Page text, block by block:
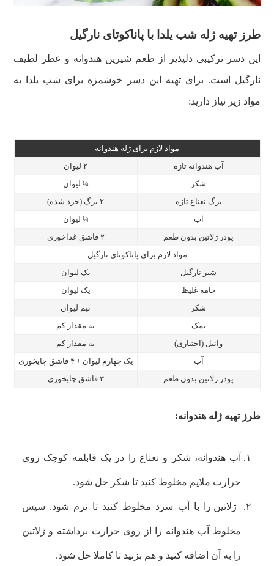
طرز تهیه ژله شب یلدا با پاناکوتای نارگیل
این دسر ترکیبی دلپذیر از طعم شیرین هندوانه و عطر لطیف
نارگیل است. برای تهیه این دسر خوشمزه برای شب یلدا به
مواد زیر نیاز دارید:
مواد لازم برای ژله هندوانه
آب هندوانه تازه
۲ لیوان
شکر
¼ لیوان
برگ نعناع تازه
۲ برگ (خرد شده)
آب
¼ لیوان
پودر ژلاتین بدون طعم
۲ قاشق غذاخوری
مواد لازم برای پاناکوتای نارگیل
شیر نارگیل
یک لیوان
خامه غلیظ
یک لیوان
شکر
نیم لیوان
نمک
به مقدار کم
وانیل (اختیاری)
به مقدار کم
آب
یک چهارم لیوان + ۴ قاشق چایخوری
پودر ژلاتین بدون طعم
۳ قاشق چایخوری
طرز تهیه ژله هندوانه:
آب هندوانه، شکر و نعناع را در یک قابلمه کوچک روی
حرارت ملایم مخلوط کنید تا شکر حل شود.
ژلاتین را با آب سرد مخلوط کنید تا نرم شود. سپس
مخلوط آب هندوانه را از روی حرارت برداشته و ژلاتین
را به آن اضافه کنید و هم بزنید تا کاملا حل شود.